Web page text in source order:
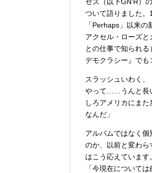
ゼズ（以下GN’R）
ついて語りました。
「Perhaps」以来
アクセル・ローズ
との仕事で知られ
デモクラシー』でも
スラッシュいわく
やって……うんと長
しろアメリカにま
なんだ」
アルバムではなく
のか、以前と変わら
はこう応えています。
「今現在について